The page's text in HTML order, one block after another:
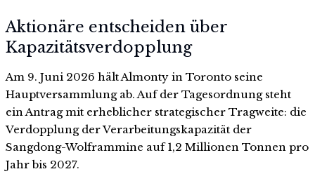
Aktionäre entscheiden über
Kapazitätsverdopplung
Am 9. Juni 2026 hält Almonty in Toronto seine
Hauptversammlung ab. Auf der Tagesordnung steht
ein Antrag mit erheblicher strategischer Tragweite: die
Verdopplung der Verarbeitungskapazität der
Sangdong-Wolframmine auf 1,2 Millionen Tonnen pro
Jahr bis 2027.